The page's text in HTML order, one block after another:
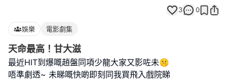
3 0
娛樂 電影劇集
天命最高！甘大滋
最近HIT到爆嘅趙盤同項少龍大家又影咗未🤫